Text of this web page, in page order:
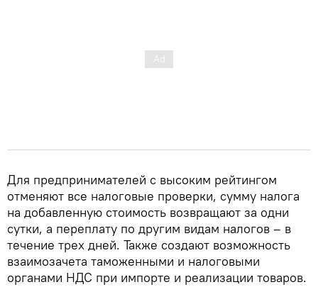
Для предпринимателей с высоким рейтингом
отменяют все налоговые проверки, сумму налога
на добавленную стоимость возвращают за одни
сутки, а переплату по другим видам налогов – в
течение трех дней. Также создают возможность
взаимозачета таможенными и налоговыми
органами НДС при импорте и реализации товаров.